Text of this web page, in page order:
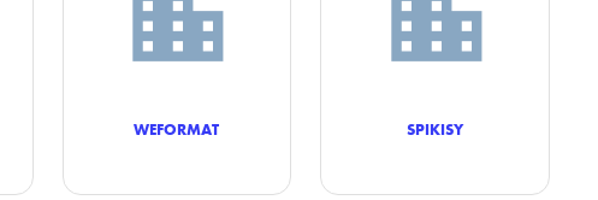
WEFORMAT SPIKISY